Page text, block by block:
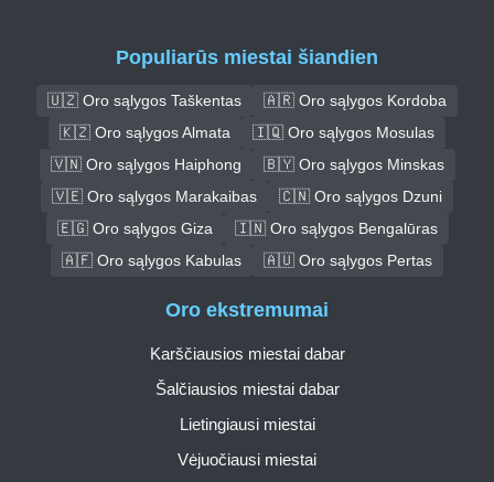
Populiarūs miestai šiandien
🇺🇿 Oro sąlygos Taškentas
🇦🇷 Oro sąlygos Kordoba
🇰🇿 Oro sąlygos Almata
🇮🇶 Oro sąlygos Mosulas
🇻🇳 Oro sąlygos Haiphong
🇧🇾 Oro sąlygos Minskas
🇻🇪 Oro sąlygos Marakaibas
🇨🇳 Oro sąlygos Dzuni
🇪🇬 Oro sąlygos Giza
🇮🇳 Oro sąlygos Bengalūras
🇦🇫 Oro sąlygos Kabulas
🇦🇺 Oro sąlygos Pertas
Oro ekstremumai
Karščiausios miestai dabar
Šalčiausios miestai dabar
Lietingiausi miestai
Vėjuočiausi miestai